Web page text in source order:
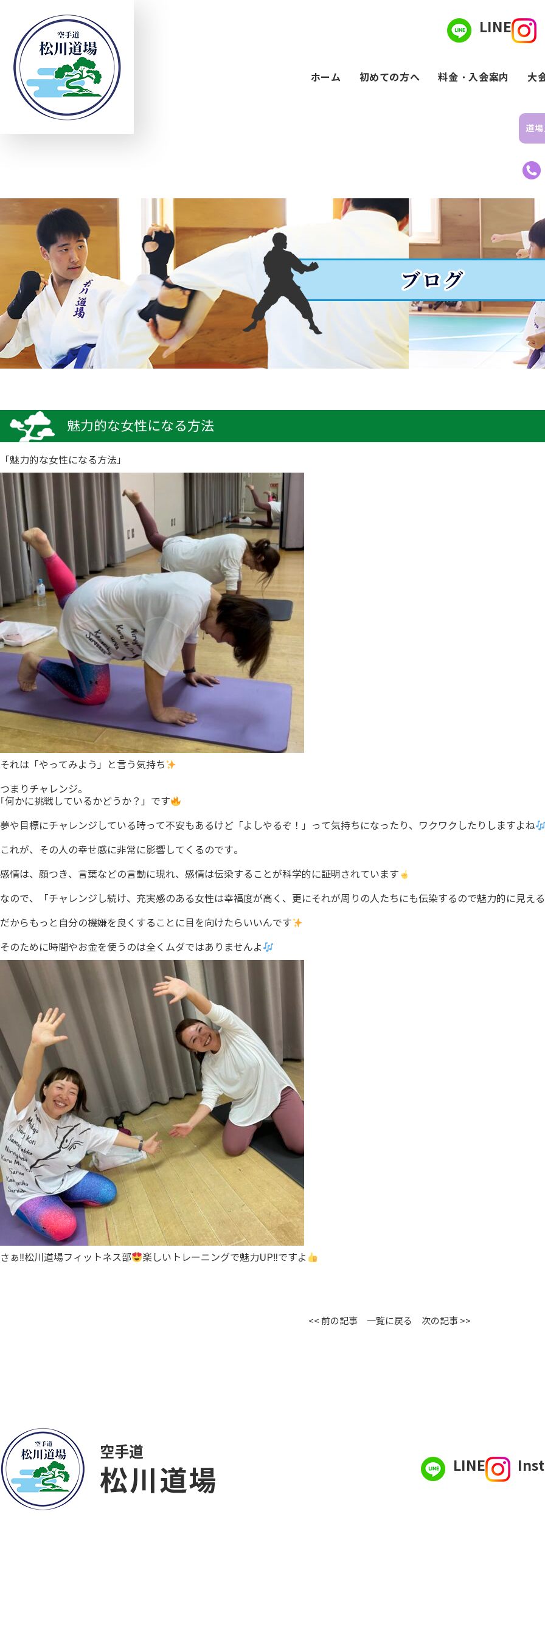
LINE
ホーム 初めての方へ 料金・入会案内 大
道
魅力的な女性になる方法
「魅力的な女性になる方法」
それは「やってみよう」と言う気持ち
つまりチャレンジ。
｢何かに挑戦しているかどうか？」です
夢や目標にチャレンジしている時って不安もあるけど「よしやるぞ！」って気持ちになったり、ワクワクしたりしますよね
これが、その人の幸せ感に非常に影響してくるのです。
感情は、顔つき、言葉などの言動に現れ、感情は伝染することが科学的に証明されています
なので、「チャレンジし続け、充実感のある女性は幸福度が高く、更にそれが周りの人たちにも伝染するので魅力的に見え
だからもっと自分の機嫌を良くすることに目を向けたらいいんです
そのために時間やお金を使うのは全くムダではありませんよ
さぁ‼︎松川道場フィットネス部 楽しいトレーニングで魅力UP‼︎ですよ
<< 前の記事 一覧に戻る 次の記事 >>
LINE